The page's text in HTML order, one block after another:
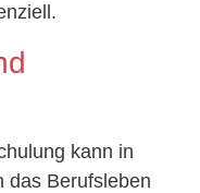
kann in
das Berufsleben